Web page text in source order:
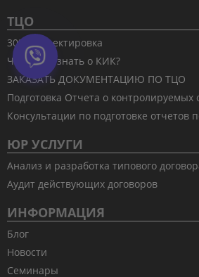
ТЦО
30% корректировка
Что стоит знать о КИК?
ЗАКАЗАТЬ ДОКУМЕНТАЦИЮ ПО ТЦО
Подготовка Отчета о контролируемых
Консультации по подготовке отчетов
ЮР УСЛУГИ
Анализ и разработка типового
Аудит действующих договоров
ИНФОРМАЦИЯ
Блог
Новости
Семинары